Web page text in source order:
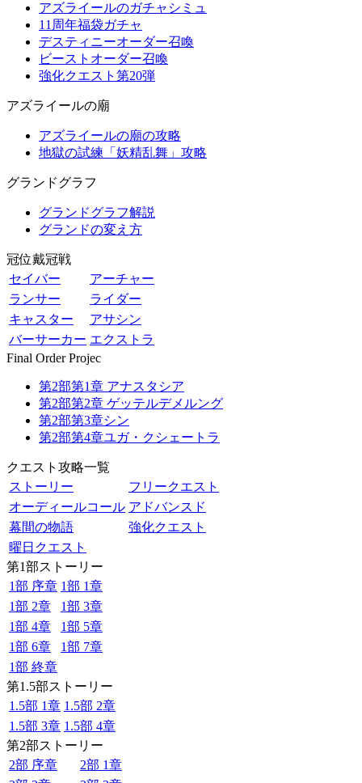
アズライールのガチャシミュ
11周年福袋ガチャ
デスティニーオーダー召喚
ビーストオーダー召喚
強化クエスト第20弾
アズライールの廟
アズライールの廟の攻略
地獄の試練「妖精乱舞」攻略
グランドグラフ
グランドグラフ解説
グランドの変え方
冠位戴冠戦
セイバー
アーチャー
ランサー
ライダー
キャスター
アサシン
バーサーカー エクストラ
Final Order Projec
第2部第1章 アナスタシア
第2部第2章 ゲッテルデメルング
第2部第3章シン
第2部第4章ユガ・クシェートラ
クエスト攻略一覧
ストーリー
フリークエスト
オーディールコール アドバンスド
幕間の物語
強化クエスト
曜日クエスト
第1部ストーリー
1部 序章 1部 1章
1部 2章
1部 3章
1部 4章
1部 5章
1部 6章
1部 7章
1部 終章
第1.5部ストーリー
1.5部 1章 1.5部 2章
1.5部 3章 1.5部 4章
第2部ストーリー
2部 序章
2部 1章